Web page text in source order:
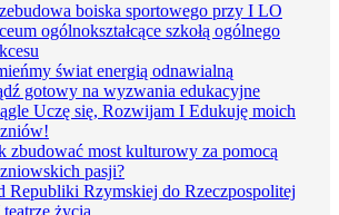
boiska sportowego przy I LO
ogólnokształcące szkołą ogólnego
świat energią odnawialną
gotowy na wyzwania edukacyjne
Uczę się, Rozwijam I Edukuję moich
zbudować most kulturowy za pomocą
pasji?
Republiki Rzymskiej do Rzeczpospolitej
życia